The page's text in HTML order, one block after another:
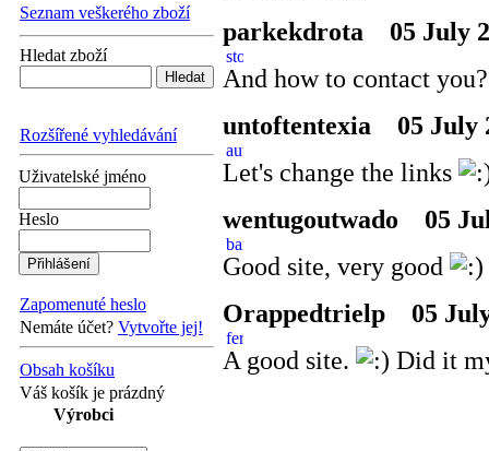
Seznam veškerého zboží
Hledat zboží
Rozšířené vyhledávání
Uživatelské jméno
Heslo
Zapomenuté heslo
Nemáte účet? Vytvořte jej!
Obsah košíku
Váš košík je prázdný
Výrobci
parkekdrota
05 July
And how to contact
untoftentexia
05 July
Let's change the links
wentugoutwado
05
Good site, very good
Orappedtrielp
05
A good site.
Did it